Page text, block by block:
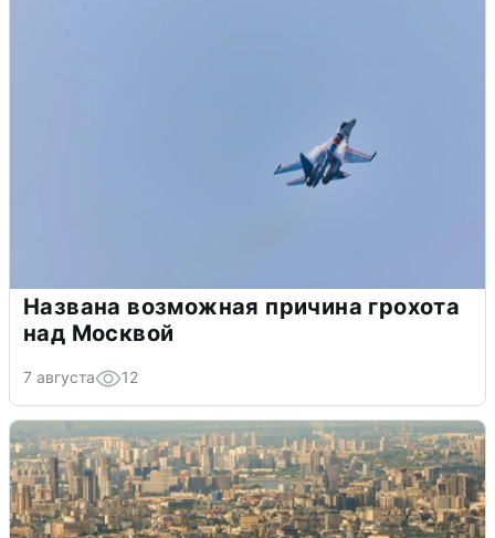
Названа возможная причина грохота
над Москвой
7 августа 12